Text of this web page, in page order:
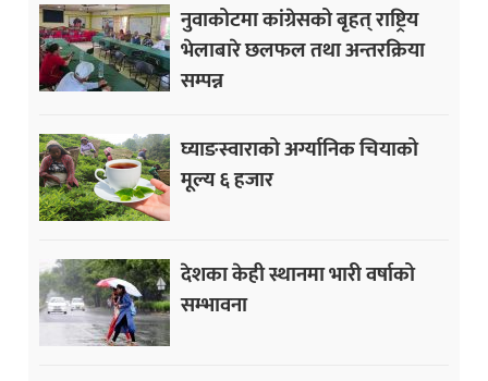
नुवाकोटमा कांग्रेसको बृहत् राष्ट्रिय
भेलाबारे छलफल तथा अन्तरक्रिया
सम्पन्न
घ्याङस्वाराको अर्ग्यानिक चियाको
मूल्य ६ हजार
देशका केही स्थानमा भारी वर्षाको
सम्भावना